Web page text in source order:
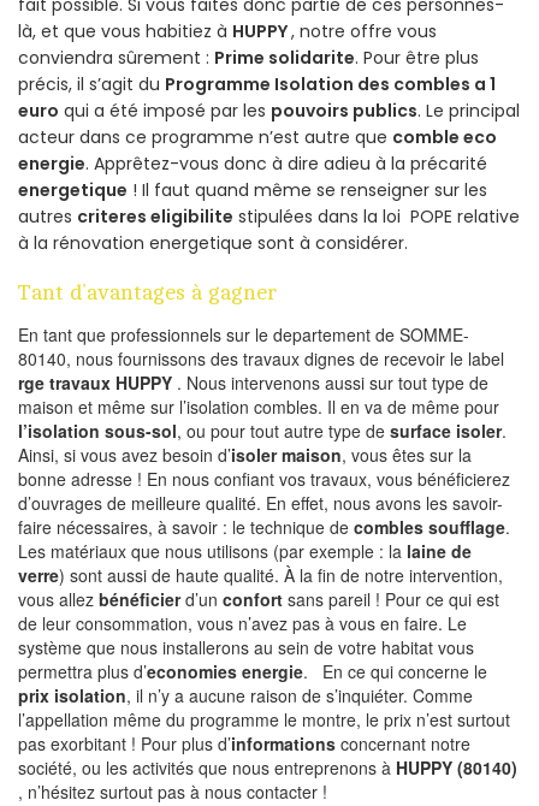
fait possible. Si vous faites donc partie de ces personnes-
là, et que vous habitiez à HUPPY, notre offre vous
conviendra sûrement : Prime solidarite. Pour être plus
précis, il s’agit du Programme Isolation des combles a 1
euro qui a été imposé par les pouvoirs publics. Le principal
acteur dans ce programme n’est autre que comble eco
energie. Apprêtez-vous donc à dire adieu à la précarité
energetique ! Il faut quand même se renseigner sur les
autres criteres eligibilite stipulées dans la loi POPE relative
à la rénovation energetique sont à considérer.
Tant d’avantages à gagner
En tant que professionnels sur le departement de SOMME-
80140, nous fournissons des travaux dignes de recevoir le label
rge travaux HUPPY . Nous intervenons aussi sur tout type de
maison et même sur l’isolation combles. Il en va de même pour
l’isolation sous-sol, ou pour tout autre type de surface isoler.
Ainsi, si vous avez besoin d’isoler maison, vous êtes sur la
bonne adresse ! En nous confiant vos travaux, vous bénéficierez
d’ouvrages de meilleure qualité. En effet, nous avons les savoir-
faire nécessaires, à savoir : le technique de combles soufflage.
Les matériaux que nous utilisons (par exemple : la laine de
verre) sont aussi de haute qualité. À la fin de notre intervention,
vous allez bénéficierd’un confort sans pareil ! Pour ce qui est
de leur consommation, vous n’avez pas à vous en faire. Le
système que nous installerons au sein de votre habitat vous
permettra plus d’economies energie. En ce qui concerne le
prix isolation, il n’y a aucune raison de s’inquiéter. Comme
l’appellation même du programme le montre, le prix n’est surtout
pas exorbitant ! Pour plus d’informations concernant notre
société, ou les activités que nous entreprenons à HUPPY (80140)
, n’hésitez surtout pas à nous contacter !